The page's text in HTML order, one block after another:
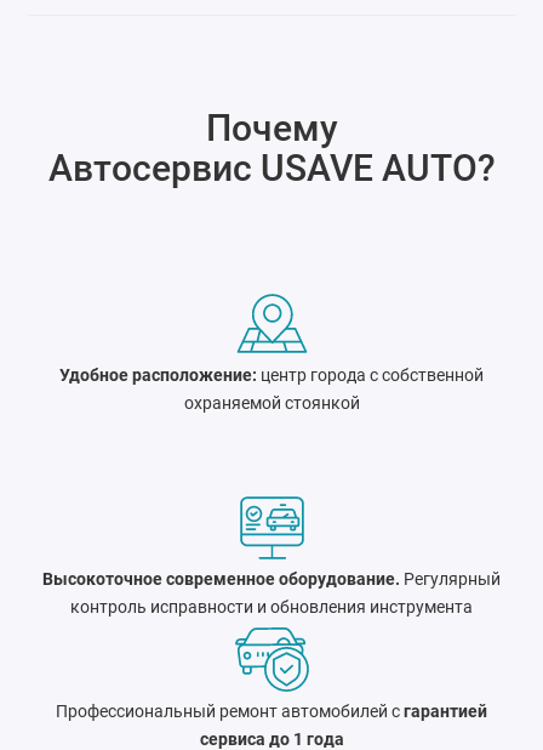
Почему
Автосервис USAVE AUTO?
Удобное расположение: центр города c собственной
охраняемой стоянкой
Высокоточное современное оборудование. Регулярный
контроль исправности и обновления инструмента
Профессиональный ремонт автомобилей сгарантией
сервиса до 1 года